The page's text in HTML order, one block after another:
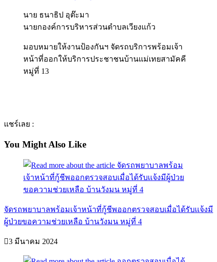
นาย ธนาธิป อุต๊ะมา
นายกองค์การบริหารส่วนตำบลเวียงแก้ว
มอบหมายให้งานป้องกันฯ จัดรถบริการพร้อมเจ้า
หน้าที่ออกให้บริการประชาชนบ้านแม่เทยสามัคคี
หมู่ที่ 13
แชร์เลย :
You Might Also Like
จัดรถพยาบาลพร้อมเจ้าหน้าที่กู้ชีพออกตรวจสอบเมื่อได้รับเเจ้งมี
ผู้ป่วยขอความช่วยเหลือ บ้านวังมน หมู่ที่ 4
3 มีนาคม 2024